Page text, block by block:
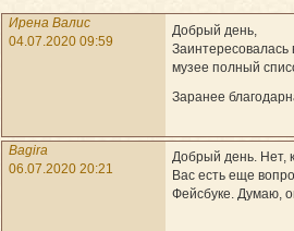
Ирена Валис
04.07.2020 09:59
Добрый день,
музее полный
Заранее
Bagira
06.07.2020 20:21
Добрый день. Нет,
Вас есть еще
Фейсбуке. Думаю,